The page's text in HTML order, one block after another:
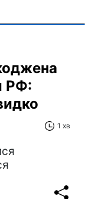
РФ:
1 хв